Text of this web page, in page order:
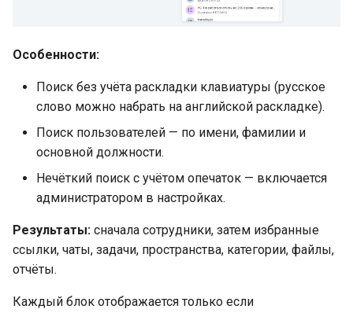
Особенности:
Поиск без учёта раскладки клавиатуры (русское
слово можно набрать на английской раскладке).
Поиск пользователей — по имени, фамилии и
основной должности.
Нечёткий поиск с учётом опечаток — включается
администратором в настройках.
Результаты: сначала сотрудники, затем избранные
ссылки, чаты, задачи, пространства, категории, файлы,
отчёты.
Каждый блок отображается только если